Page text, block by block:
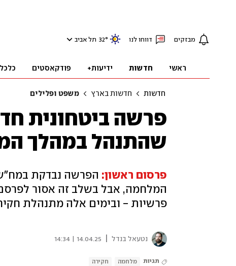
מבזקים דווחו לנו 32° תל אביב
ראשי חדשות ידיעות+ פודקאסטים
חדשות חדשות בארץ משפט ופלילים
פרשה ביטחונית
שהתנהל במהלך
פרסום ראשון: הפרשה נבדקת במח"ש
המלחמה, אבל בשלב זה אסור
פרשיות - ובימים אלה מתנהלת
נטעאל בנדל 14.04.25 | 14:34
תגיות מלחמה חקירה